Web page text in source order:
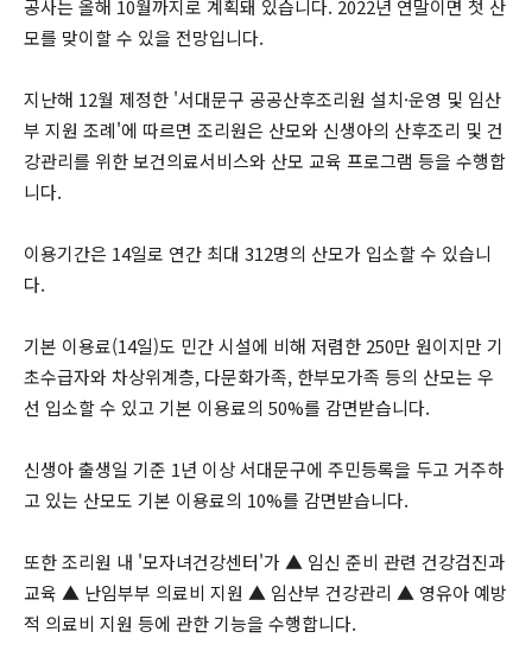
공사는 올해 10월까지로 계획돼 있습니다. 2022년 연말이면 첫 산
모를 맞이할 수 있을 전망입니다.
지난해 12월 제정한 '서대문구 공공산후조리원 설치·운영 및 임산
부 지원 조례'에 따르면 조리원은 산모와 신생아의 산후조리 및 건
강관리를 위한 보건의료서비스와 산모 교육 프로그램 등을 수행합
니다.
이용기간은 14일로 연간 최대 312명의 산모가 입소할 수 있습니
다.
기본 이용료(14일)도 민간 시설에 비해 저렴한 250만 원이지만 기
초수급자와 차상위계층, 다문화가족, 한부모가족 등의 산모는 우
선 입소할 수 있고 기본 이용료의 50%를 감면받습니다.
신생아 출생일 기준 1년 이상 서대문구에 주민등록을 두고 거주하
고 있는 산모도 기본 이용료의 10%를 감면받습니다.
또한 조리원 내 '모자녀건강센터'가 ▲ 임신 준비 관련 건강검진과
교육 ▲ 난임부부 의료비 지원 ▲ 임산부 건강관리 ▲ 영유아 예방
적 의료비 지원 등에 관한 기능을 수행합니다.